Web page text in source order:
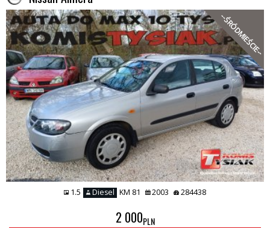
--ŚRÓDMIEŚCIE--
1.5 Diesel KM 81 2003 284438
2 000PLN